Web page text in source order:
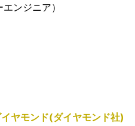
ンジニア）
ヤモンド(ダイヤモンド社)